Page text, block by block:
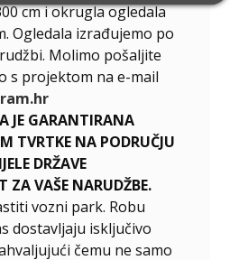
cm i okrugla ogledala
Ogledala izrađujemo po
Molimo pošaljite
s projektom na e-mail
JE GARANTIRANA
TVRTKE NA PODRUČJU
DRŽAVE
ZA VAŠE NARUDŽBE.
vozni park. Robu
dostavljaju isključivo
čemu ne samo